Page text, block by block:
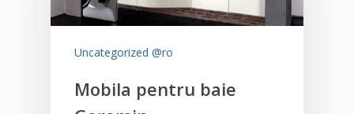
Uncategorized @ro
Mobila pentru baie